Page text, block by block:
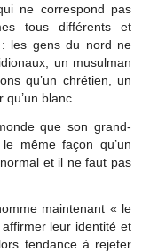
ne correspond pas
tous différents et
les gens du nord ne
un musulman
qu’un chrétien, un
blanc.
que son grand-
même façon qu’un
et il ne faut pas
maintenant « le
leur identité et
tendance à rejeter